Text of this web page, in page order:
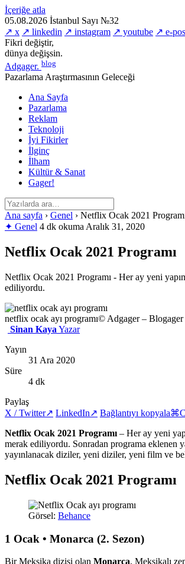
İçeriğe atla
05.08.2026 İstanbul Sayı №32
↗ x ↗ linkedin ↗ instagram ↗ youtube ↗ e-
Fikri değiştir,
dünya değişsin.
Adgager. blog
Pazarlama Araştırmasının Geleceği
Ana Sayfa
Pazarlama
Reklam
Teknoloji
İyi Fikirler
İlginç
İlham
Kültür & Sanat
Gager!
Ana sayfa › Genel › Netflix Ocak 2021
✦ Genel 4 dk okuma Aralık 31, 2020
Netflix Ocak 2021 Programı
Netflix Ocak 2021 Programı - Her ay yeni
ediliyordu.
netflix ocak ayı programı© Adgager – Blogager
Sinan Kaya Yazar
Yayın
31 Ara 2020
Süre
4 dk
Paylaş
X / Twitter↗ LinkedIn↗ Bağlantıyı kopyala⌘C
Netflix Ocak 2021 Programı – Her ay yeni
merak ediliyordu. Sonradan programa eklenen
yayınlanacak diziler, yeni diziler, yeni film ve
Netflix Ocak 2021 Programı
Görsel: Behance
1 Ocak • Monarca (2. Sezon)
Bir Meksika dizisi olan Monarca, Meksikalı